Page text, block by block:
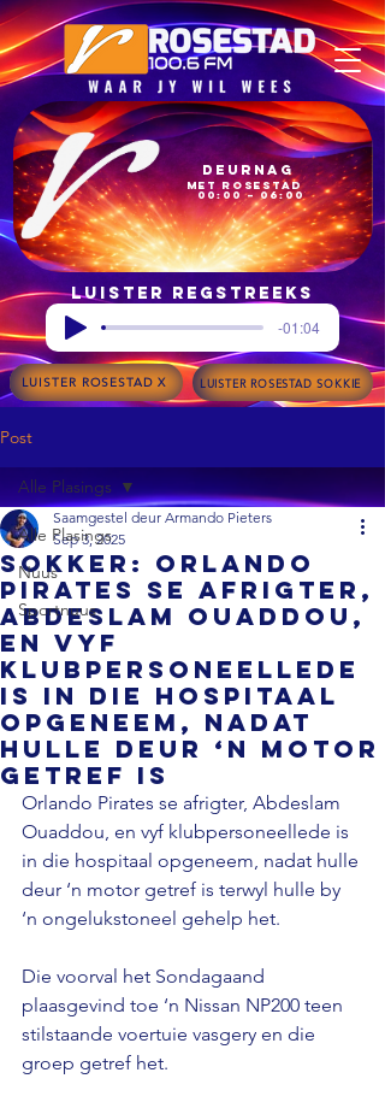
00:00 – 06:00
met Rosestad
Deurnag
Luister regstreeks
-01:04
LUISTER ROSESTAD X LUISTER ROSESTAD SOKKIE
Post
Alle Plasings
Nuus
Sportnuus
Alle Plasings
SOKKER: Orlando
Pirates se afrigter,
Abdeslam Ouaddou,
en vyf
klubpersoneellede
is in die hospitaal
opgeneem, nadat
hulle deur ‘n motor
getref is
Saamgestel deur Armando Pieters
Sep 3, 2025
Orlando Pirates se afrigter, Abdeslam
Ouaddou, en vyf klubpersoneellede is
in die hospitaal opgeneem, nadat hulle
deur ‘n motor getref is terwyl hulle by
‘n ongelukstoneel gehelp het.
Die voorval het Sondagaand
plaasgevind toe ‘n Nissan NP200 teen
stilstaande voertuie vasgery en die
groep getref het.